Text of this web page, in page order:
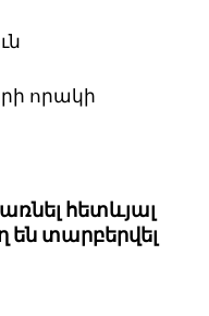
որակի
հետևյալ
են տարբերվել